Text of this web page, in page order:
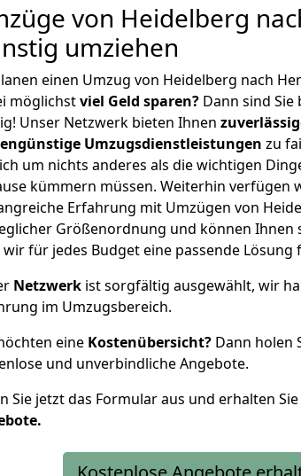
von Heidelberg
umziehen
einen Umzug von Heidelberg nach
möglichstviel Geld sparen? Dann sind Sie
Unser Netzwerk bieten Ihnen
Umzugsdienstleistungen zu
um nichts anderes als die wichtigen
kümmern müssen. Weiterhin verfügen
Erfahrung mit Umzügen von
Größenordnung und können Ihnen
wir für jedes Budget eine passende Lösung
Netzwerk ist sorgfältig ausgewählt, wir
im Umzugsbereich.
eine Kostenübersicht? Dann holen
und unverbindliche Angebote.
Sie jetzt das Formular aus und erhalten Sie